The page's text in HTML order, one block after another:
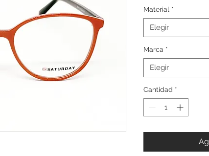
Material *
Elegir
Marca *
Elegir
Cantidad *